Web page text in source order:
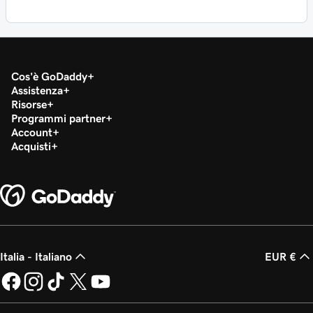
Cos'è GoDaddy
Assistenza
Risorse
Programmi partner
Account
Acquisti
Italia - Italiano EUR €